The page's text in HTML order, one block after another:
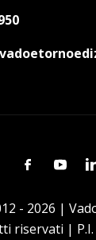
Facebook
- 2026 |
riservati | P.I.